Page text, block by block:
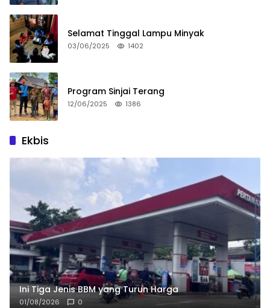
Selamat Tinggal Lampu Minyak
03/06/2025 1402
Program Sinjai Terang
12/06/2025 1386
Ekbis
Ini Tiga Jenis BBM yang Turun Harga
01/08/2026 0